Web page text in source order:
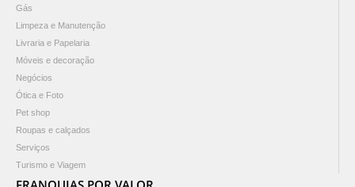
Gás
Limpeza e Manutenção
Livraria e Papelaria
Móveis e decoração
Negócios
Ótica e Foto
Pet shop
Roupas e calçados
Serviços
Turismo e Viagem